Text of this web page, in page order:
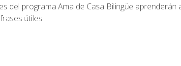
del programa Ama de Casa Bilingüe
útiles